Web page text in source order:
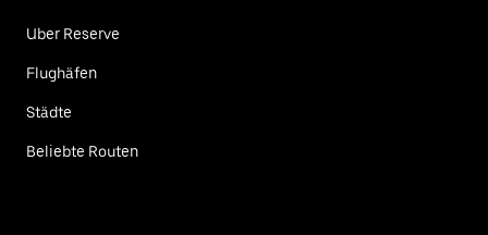
Uber Reserve
Flughäfen
Städte
Beliebte Routen